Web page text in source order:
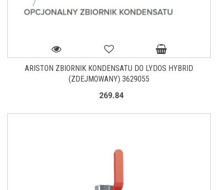
ARISTON ZBIORNIK KONDENSATU DO LYDOS HYBRID
(ZDEJMOWANY) 3629055
269.84